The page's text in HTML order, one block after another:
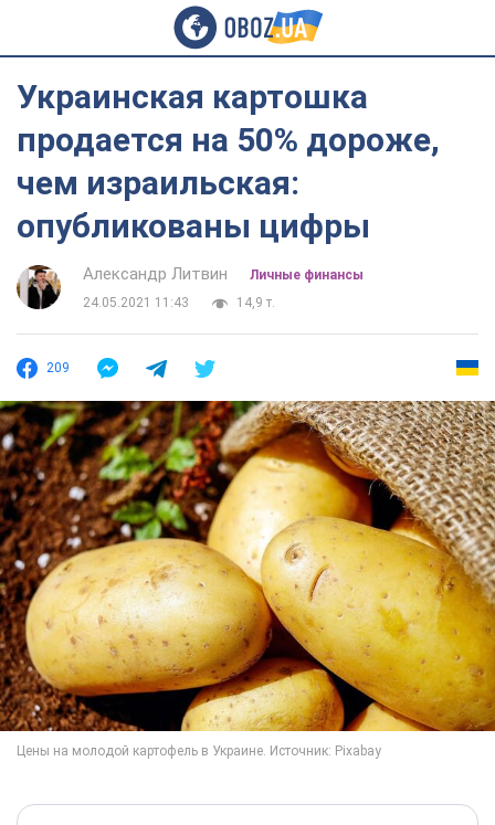
Украинская картошка
продается на 50% дороже,
чем израильская:
опубликованы цифры
Александр Литвин
Личные финансы
24.05.2021 11:43
14,9 т.
209